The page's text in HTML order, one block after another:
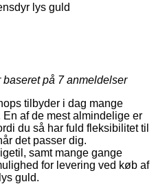
lys guld
baseret på 7anmeldelser
tilbyder i dag mange
af de mest almindelige er
du så har fuld fleksibilitet til
det passer dig.
samt mange gange
for levering ved køb af
guld.